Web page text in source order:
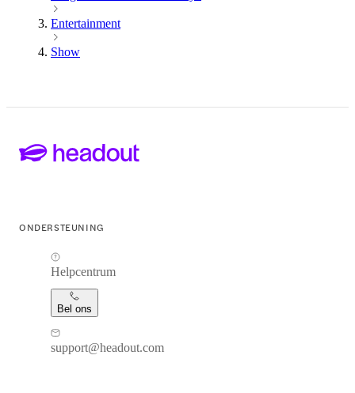
Entertainment
Show
ONDERSTEUNING
Helpcentrum
Bel ons
support@headout.com